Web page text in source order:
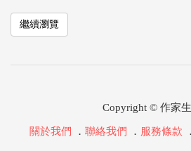
繼續瀏覽
Copyright © 作家
關於我們 ． 聯絡我們 ． 服務條款 ．